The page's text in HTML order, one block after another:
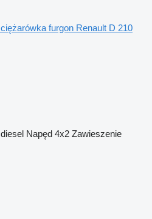
ciężarówka furgon Renault D 210
diesel Napęd 4x2 Zawieszenie